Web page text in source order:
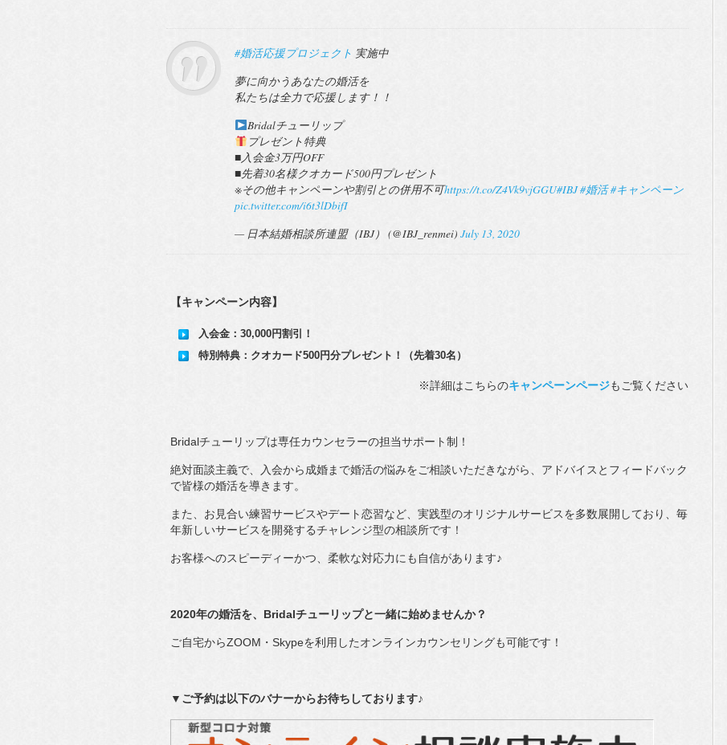
#婚活応援プロジェクト 実施中
夢に向かうあなたの婚活を
私たちは全力で応援します！！
Bridalチューリップ
プレゼント特典
■入会金3万円OFF
■先着30名様クオカード500円プレゼント
※その他キャンペーンや割引との併用不可https://t.co/Z4Vk9vjGGU#IBJ#婚活#キャンペーン
pic.twitter.com/i6t3lDbifI
— 日本結婚相談所連盟（IBJ） (@IBJ_renmei) July 13, 2020
【キャンペーン内容】
入会金：30,000円割引！
特別特典：クオカード500円分プレゼント！（先着30名）
※詳細はこちらのキャンペーンページもご覧ください
Bridalチューリップは専任カウンセラーの担当サポート制！
絶対面談主義で、入会から成婚まで婚活の悩みをご相談いただきながら、アドバイスとフィードバック
で皆様の婚活を導きます。
また、お見合い練習サービスやデート恋習など、実践型のオリジナルサービスを多数展開しており、毎
年新しいサービスを開発するチャレンジ型の相談所です！
お客様へのスピーディーかつ、柔軟な対応力にも自信があります♪
2020年の婚活を、Bridalチューリップと一緒に始めませんか？
ご自宅からZOOM・Skypeを利用したオンラインカウンセリングも可能です！
▼ご予約は以下のバナーからお待ちしております♪